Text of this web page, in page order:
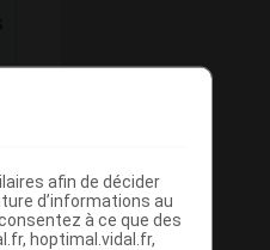
afin de décider
d’informations au
à ce que des
hoptimal.vidal.fr,